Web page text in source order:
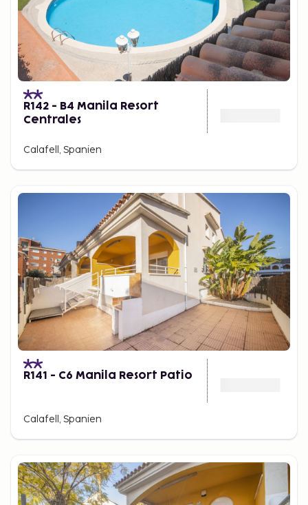
R142 - B4 Manila Resort
Centrales
Calafell, Spanien
R141 - C6 Manila Resort Patio
Calafell, Spanien